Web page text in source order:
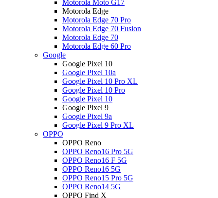
Motorola Moto G17
Motorola Edge
Motorola Edge 70 Pro
Motorola Edge 70 Fusion
Motorola Edge 70
Motorola Edge 60 Pro
Google
Google Pixel 10
Google Pixel 10a
Google Pixel 10 Pro XL
Google Pixel 10 Pro
Google Pixel 10
Google Pixel 9
Google Pixel 9a
Google Pixel 9 Pro XL
OPPO
OPPO Reno
OPPO Reno16 Pro 5G
OPPO Reno16 F 5G
OPPO Reno16 5G
OPPO Reno15 Pro 5G
OPPO Reno14 5G
OPPO Find X